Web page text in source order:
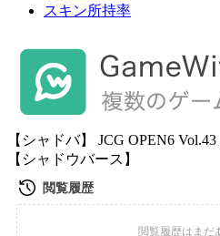
スキン所持率
【シャドバ】 JCG OPEN6
【シャドウバース】